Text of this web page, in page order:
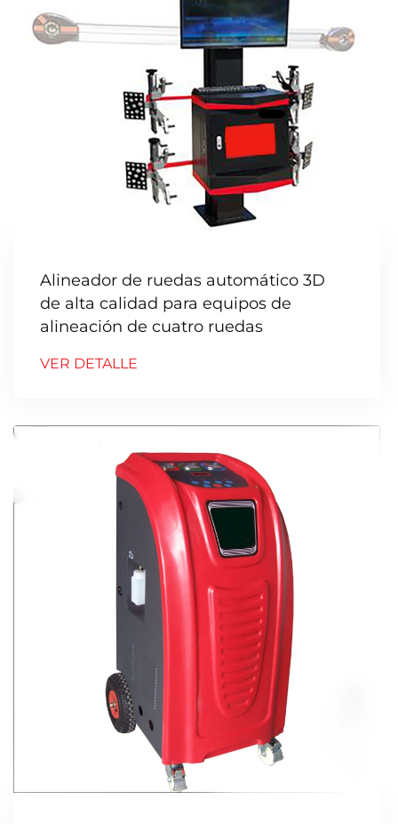
Alineador de ruedas automático 3D
de alta calidad para equipos de
alineación de cuatro ruedas
VER DETALLE